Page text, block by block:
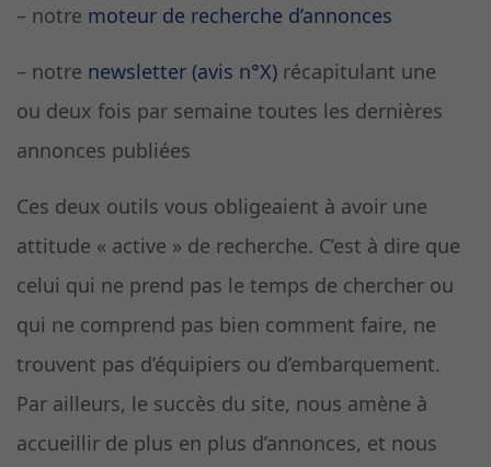
– notre moteur de recherche d’annonces
– notre newsletter (avis n°X) récapitulant une
ou deux fois par semaine toutes les dernières
annonces publiées
Ces deux outils vous obligeaient à avoir une
attitude « active » de recherche. C’est à dire que
celui qui ne prend pas le temps de chercher ou
qui ne comprend pas bien comment faire, ne
trouvent pas d’équipiers ou d’embarquement.
Par ailleurs, le succès du site, nous amène à
accueillir de plus en plus d’annonces, et nous